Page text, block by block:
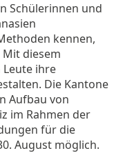
Schülerinnen und
kennen,
diesem
ihre
Die Kantone
Aufbau von
im Rahmen der
für die
August möglich.